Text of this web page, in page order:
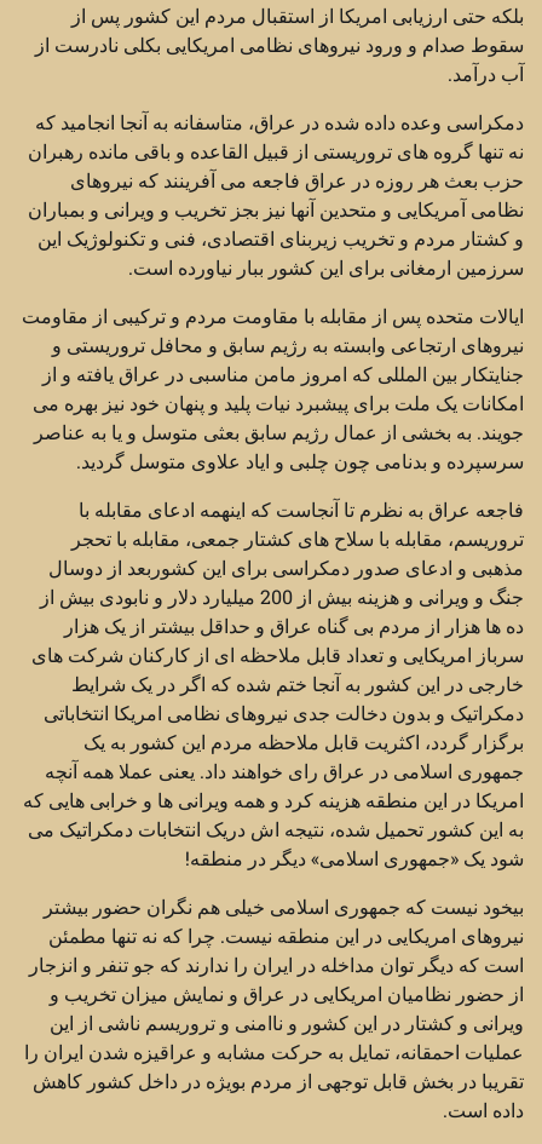
بلکه حتی ارزیابی امریکا از استقبال مردم این کشور پس از
سقوط صدام و ورود نیروهای نظامی امریکایی بکلی نادرست از
آب درآمد.
دمکراسی وعده داده شده در عراق، متاسفانه به آنجا انجامید که
نه تنها گروه های تروریستی از قبیل القاعده و باقی مانده رهبران
حزب بعث هر روزه در عراق فاجعه می آفرینند که نیروهای
نظامی آمریکایی و متحدین آنها نیز بجز تخریب و ویرانی و بمباران
و کشتار مردم و تخریب زیربنای اقتصادی، فنی و تکنولوژیک این
سرزمین ارمغانی برای این کشور ببار نیاورده است.
ایالات متحده پس از مقابله با مقاومت مردم و ترکیبی از مقاومت
نیروهای ارتجاعی وابسته به رژیم سابق و محافل تروریستی و
جنایتکار بین المللی که امروز مامن مناسبی در عراق یافته و از
امکانات یک ملت برای پیشبرد نیات پلید و پنهان خود نیز بهره می
جویند. به بخشی از عمال رژیم سابق بعثی متوسل و یا به عناصر
سرسپرده و بدنامی چون چلبی و ایاد علاوی متوسل گردید.
فاجعه عراق به نظرم تا آنجاست که اینهمه ادعای مقابله با
تروریسم، مقابله با سلاح های کشتار جمعی، مقابله با تحجر
مذهبی و ادعای صدور دمکراسی برای این کشوربعد از دوسال
جنگ و ویرانی و هزینه بیش از 200 میلیارد دلار و نابودی بیش از
ده ها هزار از مردم بی گناه عراق و حداقل بیشتر از یک هزار
سرباز امریکایی و تعداد قابل ملاحظه ای از کارکنان شرکت های
خارجی در این کشور به آنجا ختم شده که اگر در یک شرایط
دمکراتیک و بدون دخالت جدی نیروهای نظامی امریکا انتخاباتی
برگزار گردد، اکثریت قابل ملاحظه مردم این کشور به یک
جمهوری اسلامی در عراق رای خواهند داد. یعنی عملا همه آنچه
امریکا در این منطقه هزینه کرد و همه ویرانی ها و خرابی هایی که
به این کشور تحمیل شده، نتیجه اش دریک انتخابات دمکراتیک می
شود یک «جمهوری اسلامی» دیگر در منطقه!
بیخود نیست که جمهوری اسلامی خیلی هم نگران حضور بیشتر
نیروهای امریکایی در این منطقه نیست. چرا که نه تنها مطمئن
است که دیگر توان مداخله در ایران را ندارند که جو تنفر و انزجار
از حضور نظامیان امریکایی در عراق و نمایش میزان تخریب و
ویرانی و کشتار در این کشور و ناامنی و تروریسم ناشی از این
عملیات احمقانه، تمایل به حرکت مشابه و عراقیزه شدن ایران را
تقریبا در بخش قابل توجهی از مردم بویژه در داخل کشور کاهش
داده است.